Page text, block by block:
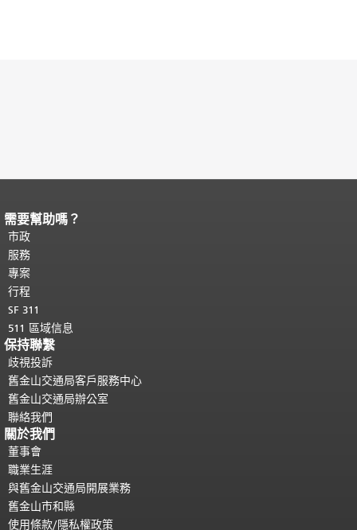
頁面內容結束。
都會重複顯示。
需要幫助嗎？
市政
服務
專案
行程
SF 311
511 區域信息
保持聯繫
歧視投訴
舊金山交通局客戶服務中心
舊金山交通局辦公室
聯絡我們
關於我們
董事會
職業生涯
與舊金山交通局開展業務
舊金山市和縣
使用條款/隱私權政策